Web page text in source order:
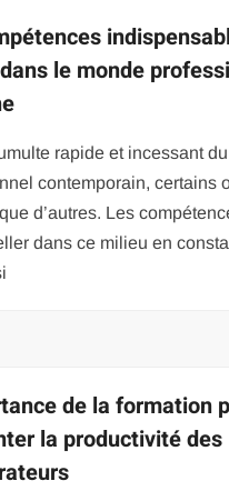
le monde
rapide et incessant
contemporain, certains
d’autres. Les
dans ce milieu en
de la formation
la productivité des